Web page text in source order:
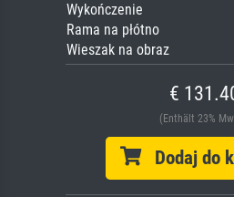
Wykończenie
Rama na płótno
Wieszak na obraz
€
(Enthält 23%
Dodaj do